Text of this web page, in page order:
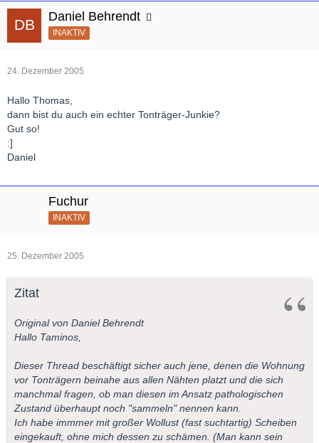
Daniel Behrendt
INAKTIV
24. Dezember 2005
Hallo Thomas,
dann bist du auch ein echter Tonträger-Junkie?
Gut so!
:]
Daniel
Fuchur
INAKTIV
25. Dezember 2005
Zitat
Original von Daniel Behrendt
Hallo Taminos,
Dieser Thread beschäftigt sicher auch jene, denen die Wohnung
vor Tonträgern beinahe aus allen Nähten platzt und die sich
manchmal fragen, ob man diesen im Ansatz pathologischen
Zustand überhaupt noch "sammeln" nennen kann.
Ich habe immmer mit großer Wollust (fast suchtartig) Scheiben
eingekauft, ohne mich dessen zu schämen. (Man kann sein